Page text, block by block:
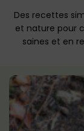
Des recettes
et nature pour
saines et en